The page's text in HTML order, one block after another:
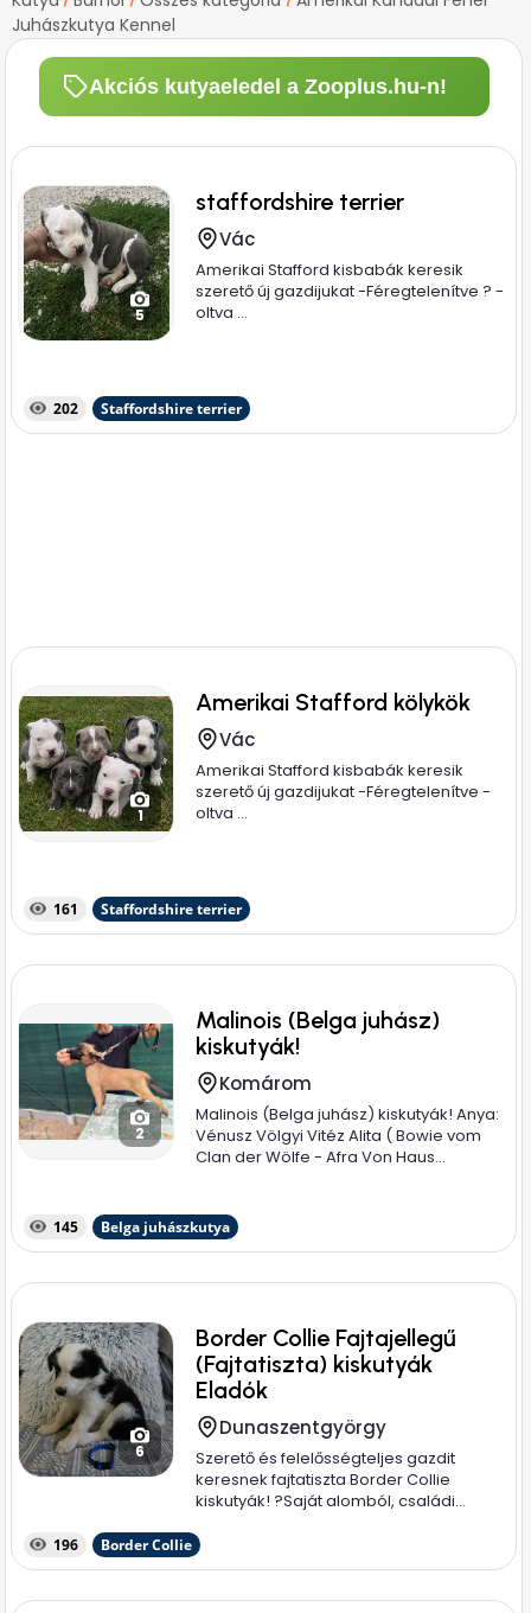
Juhászkutya Kennel
Akciós kutyaeledel a Zooplus.hu-n!
5
staffordshire terrier
Vác
Amerikai Stafford kisbabák keresik
szerető új gazdijukat -Féregtelenítve ? -
oltva ...
202 Staffordshire terrier
1
Amerikai Stafford kölykök
Vác
Amerikai Stafford kisbabák keresik
szerető új gazdijukat -Féregtelenítve -
oltva ...
161 Staffordshire terrier
2
Malinois (Belga juhász)
kiskutyák!
Komárom
Malinois (Belga juhász) kiskutyák! Anya:
Vénusz Völgyi Vitéz Alita ( Bowie vom
Clan der Wölfe - Afra Von Haus...
145 Belga juhászkutya
6
Border Collie Fajtajellegű
(Fajtatiszta) kiskutyák
Eladók
Dunaszentgyörgy
Szerető és felelősségteljes gazdit
keresnek fajtatiszta Border Collie
kiskutyák! ? ​Saját alomból, családi...
196 Border Collie